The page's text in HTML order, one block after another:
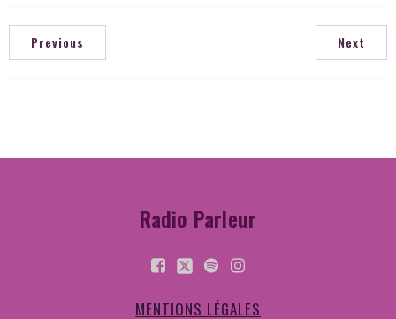
Previous Next
Radio Parleur
MENTIONS LÉGALES